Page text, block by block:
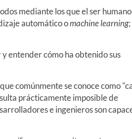
mediante los que el ser
automático omachine learning
entender cómo ha obtenido sus
comúnmente se conoce como
prácticamente imposible de
e ingenieros son